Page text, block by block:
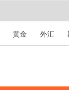
黄金 外汇